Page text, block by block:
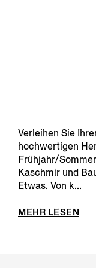
Verleihen Sie
hochwertigen
Frühjahr/
Kaschmir und
Etwas. Von k...
MEHR LESEN